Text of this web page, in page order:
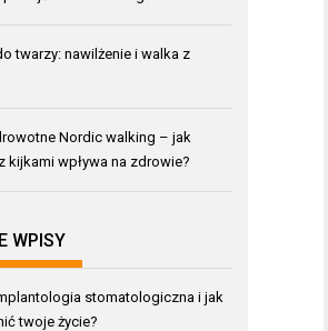
twarzy: nawilżenie i walka z
Nordic walking – jak
kijkami wpływa na zdrowie?
WPISY
stomatologiczna i jak
twoje życie?